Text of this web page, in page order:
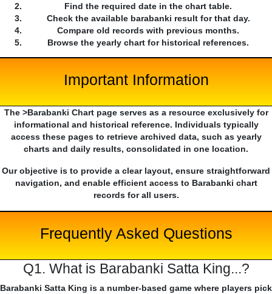
Find the required date in the chart table.
Check the available barabanki result for that day.
Compare old records with previous months.
Browse the yearly chart for historical references.
Important Information
The >Barabanki Chart page serves as a resource exclusively for
informational and historical reference. Individuals typically
access these pages to retrieve archived data, such as yearly
charts and daily results, consolidated in one location.
Our objective is to provide a clear layout, ensure straightforward
navigation, and enable efficient access to Barabanki chart
records for all users.
Frequently Asked Questions
Q1. What is Barabanki Satta King...?
Barabanki Satta King is a number-based game where players pick